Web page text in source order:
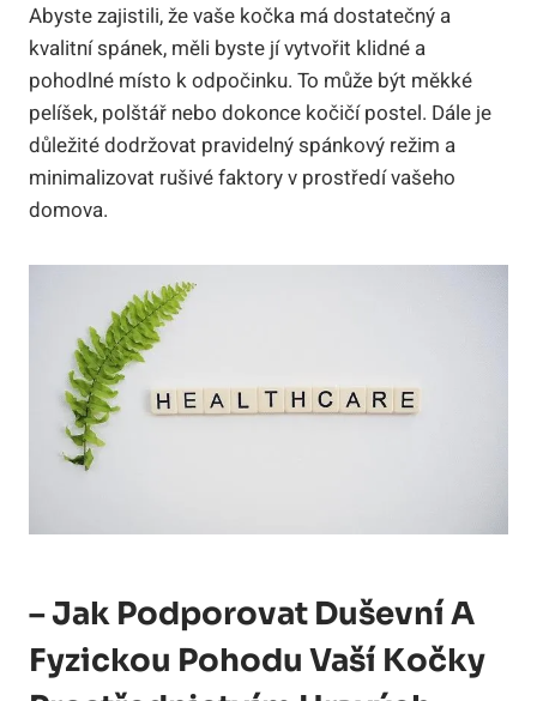
Abyste zajistili, že vaše kočka má dostatečný a
kvalitní spánek, měli byste jí vytvořit klidné a
pohodlné místo k odpočinku. To může být měkké
pelíšek, polštář nebo dokonce kočičí postel. Dále je
důležité dodržovat pravidelný spánkový režim a
minimalizovat rušivé faktory v prostředí vašeho
domova.
– Jak Podporovat Duševní A
Fyzickou Pohodu Vaší Kočky